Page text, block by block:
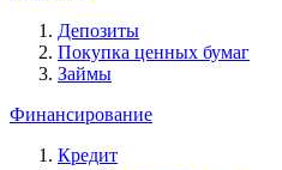
Депозиты
Покупка ценных бумаг
Займы
Финансирование
Кредит